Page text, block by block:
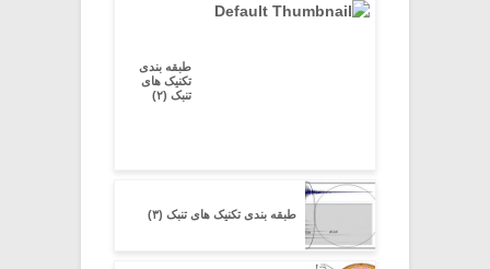
طبقه بندی
تکنیک های
تنبک (۲)
طبقه بندی تکنیک های تنبک (۳)